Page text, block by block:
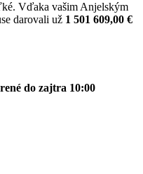
Vďaka vašim Anjelským
darovali už 1 501 609,00 €
do zajtra 10:00